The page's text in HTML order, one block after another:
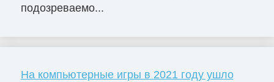
подозреваемо...
На компьютерные игры в 2021 году ушло